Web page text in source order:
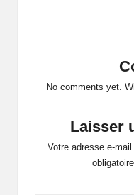
No comments yet.
Laisser
Votre adresse e-